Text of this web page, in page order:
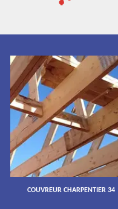
COUVREUR CHARPENTIER 34